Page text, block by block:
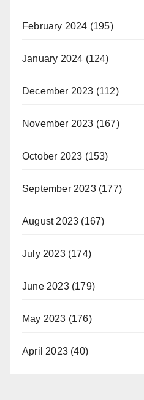
February 2024 (195)
January 2024 (124)
December 2023 (112)
November 2023 (167)
October 2023 (153)
September 2023(177)
August 2023 (167)
July 2023(174)
June 2023(179)
May 2023 (176)
April 2023 (40)